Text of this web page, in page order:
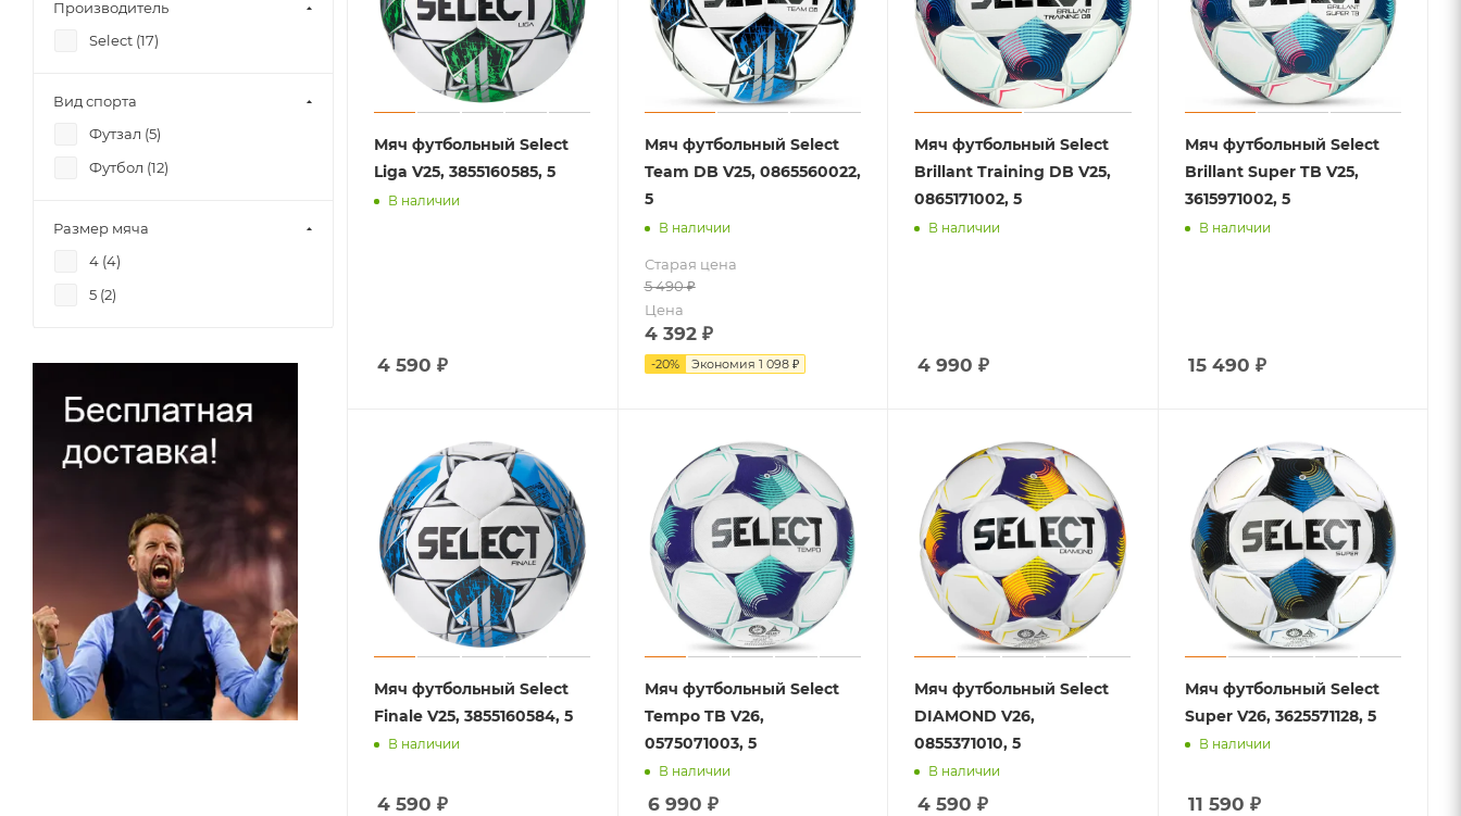
Мяч футбольный Select
Liga V25, 3855160585, 5
В наличии
4 590 ₽
Мяч футбольный Select
Team DB V25, 0865560022,
5
В наличии
Старая цена
5 490₽
Цена
4 392₽
-20% Экономия 1 098 ₽
Мяч футбольный Select
Brillant Training DB V25,
0865171002, 5
В наличии
4 990 ₽
Мяч футбольный Select
Brillant Super TB V25,
3615971002, 5
В наличии
15 490 ₽
Мяч футбольный Select
Finale V25, 3855160584, 5
В наличии
4 590 ₽
Мяч футбольный Select
Tempo TB V26,
0575071003, 5
В наличии
6 990 ₽
Мяч футбольный Select
DIAMOND V26,
0855371010, 5
В наличии
4 590 ₽
Мяч футбольный Select
Super V26, 3625571128, 5
В наличии
11 590 ₽
Производитель
Select (17)
Вид спорта
Футзал (5)
Футбол (12)
Размер мяча
4 (4)
5 (2)